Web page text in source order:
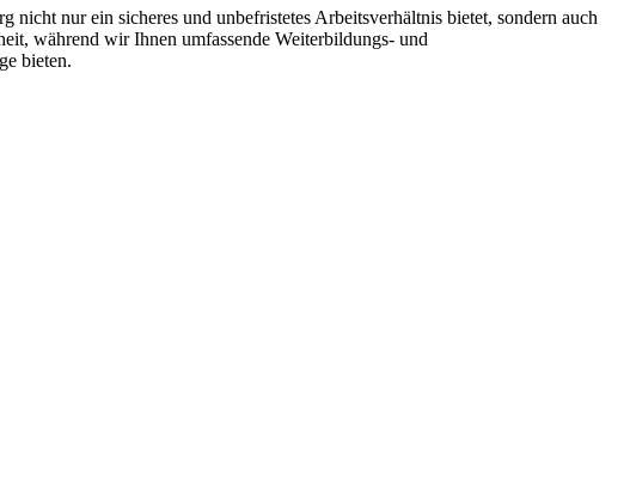
nur ein sicheres und unbefristetes Arbeitsverhältnis bietet, sondern auch
während wir Ihnen umfassende Weiterbildungs- und
bieten.